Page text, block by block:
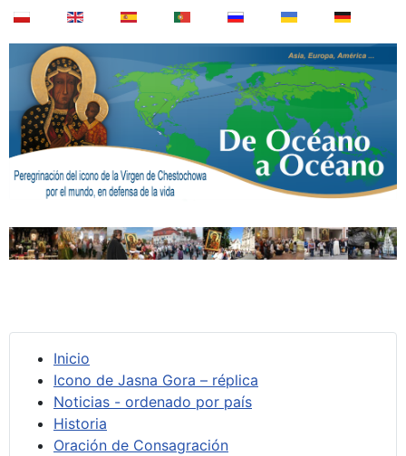
Inicio
Icono de Jasna Gora – réplica
Noticias - ordenado por país
Historia
Oración de Consagración